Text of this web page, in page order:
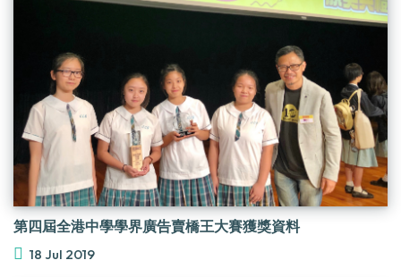
第四屆全港中學學界廣告賣橋王大賽獲獎資料
18 Jul 2019